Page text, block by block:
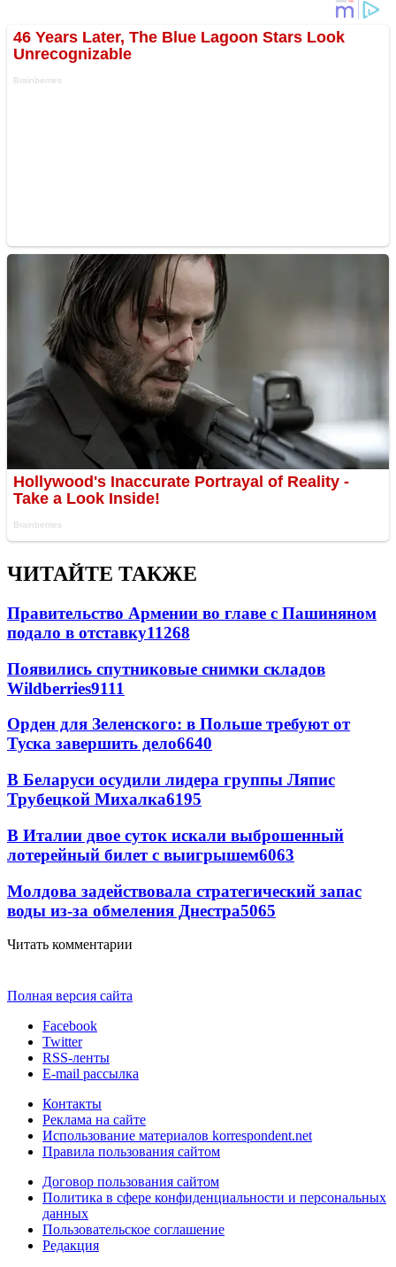
ЧИТАЙТЕ ТАКЖЕ
Правительство Армении во главе с Пашиняном
подало в отставку11268
Появились спутниковые снимки складов
Wildberries9111
Орден для Зеленского: в Польше требуют от
Туска завершить дело6640
В Беларуси осудили лидера группы Ляпис
Трубецкой Михалка6195
В Италии двое суток искали выброшенный
лотерейный билет с выигрышем6063
Молдова задействовала стратегический запас
воды из-за обмеления Днестра5065
Читать комментарии
Полная версия сайта
Facebook
Twitter
RSS-ленты
E-mail рассылка
Контакты
Реклама на сайте
Использование материалов korrespondent.net
Правила пользования сайтом
Договор пользования сайтом
Политика в сфере конфиденциальности и персональных
данных
Пользовательское соглашение
Редакция